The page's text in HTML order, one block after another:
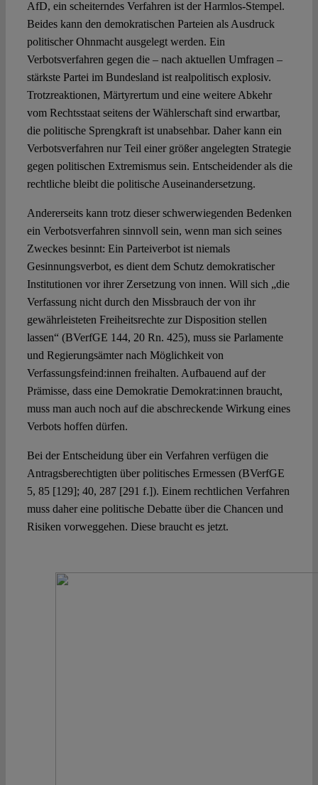
AfD, ein scheiterndes Verfahren ist der Harmlos-Stempel.
Beides kann den demokratischen Parteien als Ausdruck
politischer Ohnmacht ausgelegt werden. Ein
Verbotsverfahren gegen die – nach aktuellen Umfragen –
stärkste Partei im Bundesland ist realpolitisch explosiv.
Trotzreaktionen, Märtyrertum und eine weitere Abkehr
vom Rechtsstaat seitens der Wählerschaft sind erwartbar,
die politische Sprengkraft ist unabsehbar. Daher kann ein
Verbotsverfahren nur Teil einer größer angelegten Strategie
gegen politischen Extremismus sein. Entscheidender als die
rechtliche bleibt die politische Auseinandersetzung.
Andererseits kann trotz dieser schwerwiegenden Bedenken
ein Verbotsverfahren sinnvoll sein, wenn man sich seines
Zweckes besinnt: Ein Parteiverbot ist niemals
Gesinnungsverbot, es dient dem Schutz demokratischer
Institutionen vor ihrer Zersetzung von innen. Will sich „die
Verfassung nicht durch den Missbrauch der von ihr
gewährleisteten Freiheitsrechte zur Disposition stellen
lassen“ (BVerfGE 144, 20 Rn. 425), muss sie Parlamente
und Regierungsämter nach Möglichkeit von
Verfassungsfeind:innen freihalten. Aufbauend auf der
Prämisse, dass eine Demokratie Demokrat:innen braucht,
muss man auch noch auf die abschreckende Wirkung eines
Verbots hoffen dürfen.
Bei der Entscheidung über ein Verfahren verfügen die
Antragsberechtigten über politisches Ermessen (BVerfGE
5, 85 [129]; 40, 287 [291 f.]). Einem rechtlichen Verfahren
muss daher eine politische Debatte über die Chancen und
Risiken vorweggehen. Diese braucht es jetzt.